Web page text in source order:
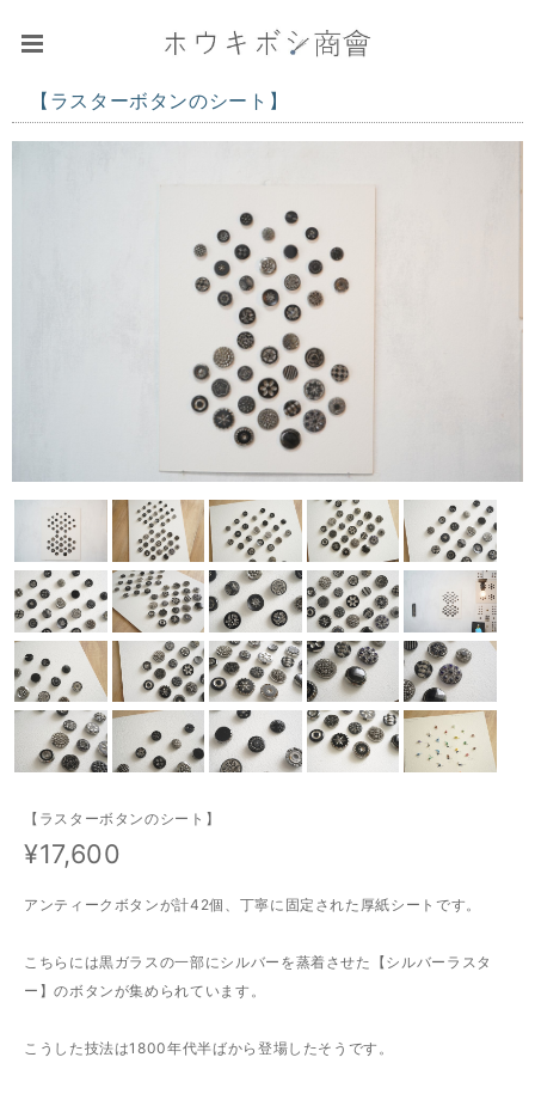
【ラスターボタンのシート】
【ラスターボタンのシート】
¥17,600
アンティークボタンが計42個、丁寧に固定された厚紙シートです。
こちらには黒ガラスの一部にシルバーを蒸着させた【シルバーラスタ
ー】のボタンが集められています。
こうした技法は1800年代半ばから登場したそうです。